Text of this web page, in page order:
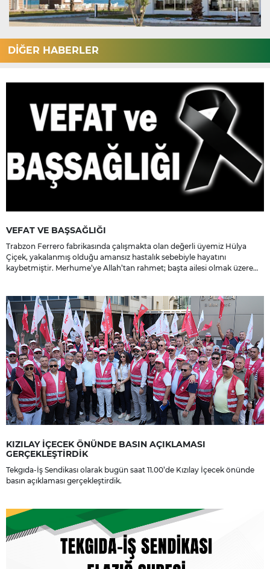
DİĞER HABERLER
VEFAT VE BAŞSAĞLIĞI
Trabzon Ferrero fabrikasında çalışmakta olan değerli üyemiz Hülya
Çiçek, yakalanmış olduğu amansız hastalık sebebiyle hayatını
kaybetmiştir. Merhume’ye Allah’tan rahmet; başta ailesi olmak üzere
KIZILAY İÇECEK ÖNÜNDE BASIN AÇIKLAMASI
GERÇEKLEŞTİRDİK
Tekgıda-İş Sendikası olarak bugün saat 11.00’de Kızılay İçecek önünde
basın açıklaması gerçekleştirdik.